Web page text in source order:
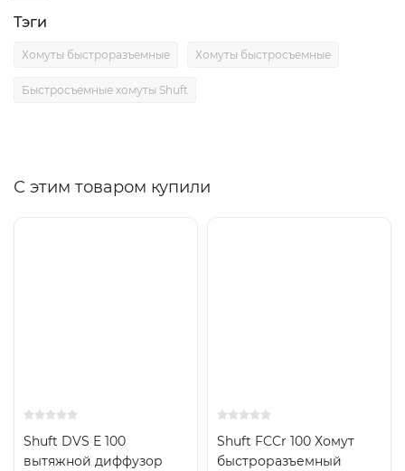
Тэги
Хомуты быстроразъемные Хомуты быстросъемные
Быстросъемные хомуты Shuft
С этим товаром купили
Shuft DVS E 100
вытяжной диффузор
Shuft FCCr 100 Хомут
быстроразъемный